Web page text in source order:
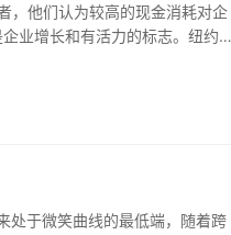
，他们认为较高的现金消耗对企
业增长和有活力的标志。纽约大
处于微笑曲线的最低端，随着跨